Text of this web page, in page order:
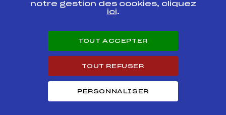
Pôle vie de l’athlète
Enseignement professionnel
Carrières
notre gestion des cookies, cliquez
ici.
TOUT ACCEPTER
TOUT REFUSER
PERSONNALISER